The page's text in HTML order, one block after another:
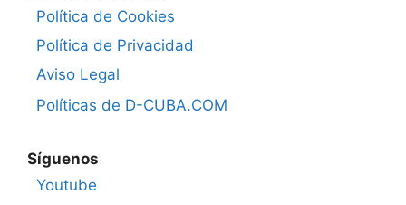
Política de Cookies
Política de Privacidad
Aviso Legal
Políticas de D-CUBA.COM
Síguenos
Youtube